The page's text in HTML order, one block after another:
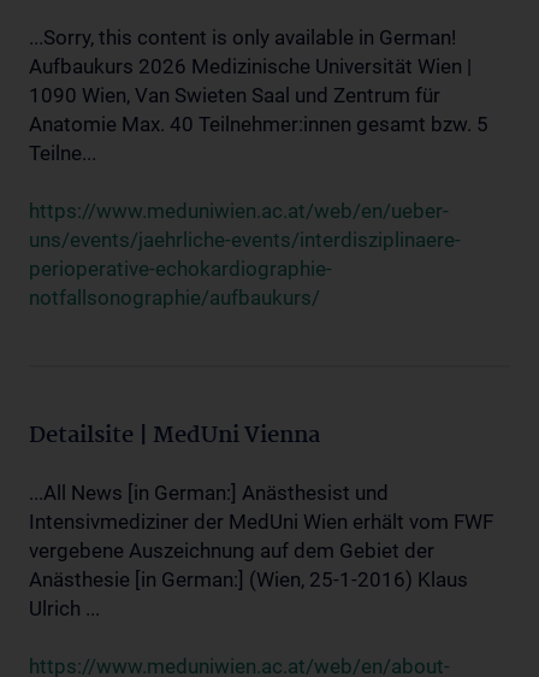
...Sorry, this content is only available in German!
Aufbaukurs 2026 Medizinische Universität Wien |
1090 Wien, Van Swieten Saal und Zentrum für
Anatomie Max. 40 Teilnehmer:innen gesamt bzw. 5
Teilne...
https://www.meduniwien.ac.at/web/en/ueber-
uns/events/jaehrliche-events/interdisziplinaere-
perioperative-echokardiographie-
notfallsonographie/aufbaukurs/
Detailsite | MedUni Vienna
...All News [in German:] Anästhesist und
Intensivmediziner der MedUni Wien erhält vom FWF
vergebene Auszeichnung auf dem Gebiet der
Anästhesie [in German:] (Wien, 25-1-2016) Klaus
Ulrich ...
https://www.meduniwien.ac.at/web/en/about-